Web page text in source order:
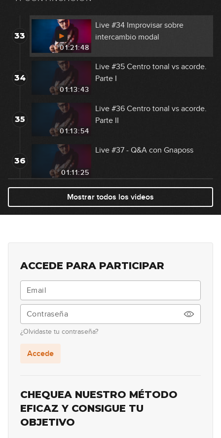
33
01:21:48
Live #34 Improvisar sobre
intercambio modal
34
01:13:43
Live #35 Centro tonal vs acorde.
Parte I
35
01:13:54
Live #36 Centro tonal vs acorde.
Parte II
36
01:11:25
Live #37 - Q&A con Gnaposs
01:05:18
Live #38 - Improvisar sobre un
acorde
38
40
Live #40 - Q&A con Gnaposs
42
01:12:15
Live #42 - Importancia de
aprender escalas y arpegios
Mostrar todos los videos
ACCEDE PARA PARTICIPAR
¿Olvidaste tu contraseña?
Accede
CHEQUEA NUESTRO MÉTODO
EFICAZ Y CONSIGUE TU
OBJETIVO